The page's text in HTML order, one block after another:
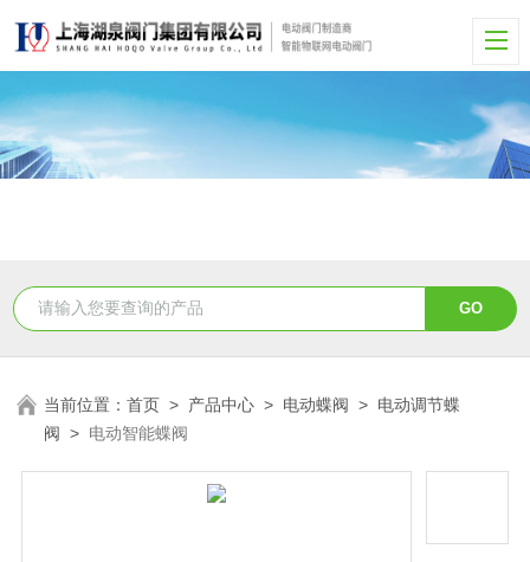
当前位置：首页 > 产品中心 > 电动蝶阀 > 电动调节蝶
阀 > 电动智能蝶阀